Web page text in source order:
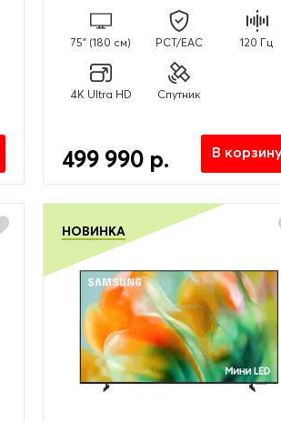
75" (180 см) PCT/EAC 120 Гц
4K Ultra HD Спутник
499 990 р. В корзину
НОВИНКА